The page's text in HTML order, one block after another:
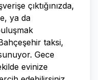
çıktığınızda,
ya da
taksi,
Gece
evinize